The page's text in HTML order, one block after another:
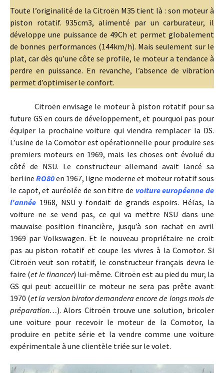
Toute l’originalité de la Citroën M35 tient là : son moteur à
piston rotatif. 935cm3, alimenté par un carburateur, il
développe une puissance de 49Ch et permet globalement
de bonnes performances (144km/h). Mais seulement sur le
plat, car dès qu’une côte se profile, le moteur a tendance à
perdre en puissance. En revanche, l’absence de vibration
permet d’optimiser le confort.
Citroën envisage le moteur à piston rotatif pour sa
future GS en cours de développement, et pourquoi pas pour
équiper la prochaine voiture qui viendra remplacer la DS.
L’usine de la Comotor est opérationnelle pour produire ses
premiers moteurs en 1969, mais les choses ont évolué du
côté de NSU. Le constructeur allemand avait lancé sa
berline RO80en 1967, ligne moderne et moteur rotatif sous
le capot, et auréolée de son titre de voiture européenne de
l’année 1968, NSU y fondait de grands espoirs. Hélas, la
voiture ne se vend pas, ce qui va mettre NSU dans une
mauvaise position financière, jusqu’à son rachat en avril
1969 par Volkswagen. Et le nouveau propriétaire ne croit
pas au piston rotatif et coupe les vivres à la Comotor. Si
Citroën veut son rotatif, le constructeur français devra le
faire (et le financer) lui-même. Citroën est au pied du mur, la
GS qui peut accueillir ce moteur ne sera pas prête avant
1970 (et la version birotor demandera encore de longs mois de
préparation…). Alors Citroën trouve une solution, bricoler
une voiture pour recevoir le moteur de la Comotor, la
produire en petite série et la vendre comme une voiture
expérimentale à une clientèle triée sur le volet.